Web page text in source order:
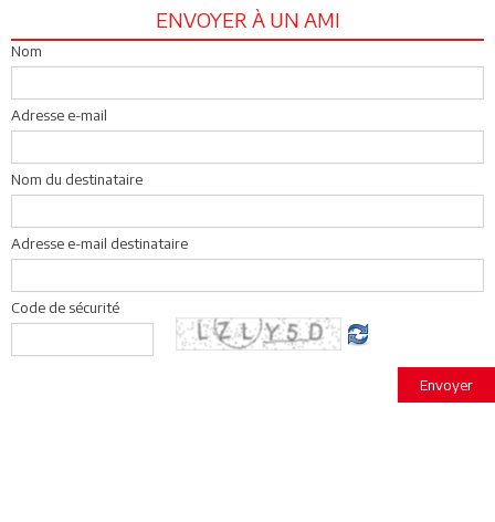
ENVOYER À UN AMI
Nom
Adresse e-mail
Nom du destinataire
Adresse e-mail destinataire
Code de sécurité
Envoyer